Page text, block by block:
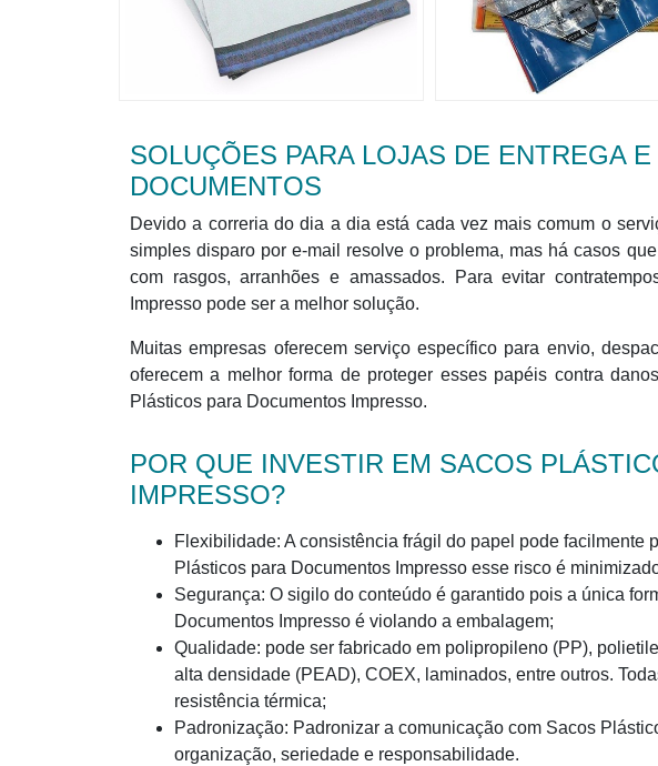
SOLUÇÕES PARA LOJAS DE ENTREGA
DOCUMENTOS
Devido a correria do dia a dia está cada vez mais comum o
simples disparo por e-mail resolve o problema, mas há casos
com rasgos, arranhões e amassados. Para evitar
Impresso pode ser a melhor solução.
Muitas empresas oferecem serviço específico para envio,
oferecem a melhor forma de proteger esses papéis contra
Plásticos para Documentos Impresso.
POR QUE INVESTIR EM SACOS
IMPRESSO?
Flexibilidade: A consistência frágil do papel pode facilmente
Plásticos para Documentos Impresso esse risco é
Segurança: O sigilo do conteúdo é garantido pois a única
Documentos Impresso é violando a embalagem;
Qualidade: pode ser fabricado em polipropileno (PP),
alta densidade (PEAD), COEX, laminados, entre outros.
resistência térmica;
Padronização: Padronizar a comunicação com Sacos
organização, seriedade e responsabilidade.